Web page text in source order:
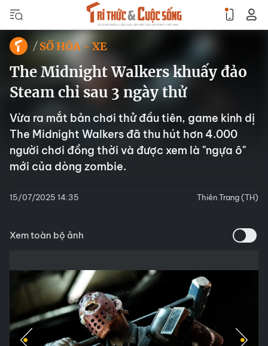
SỐ HÓA - XE
The Midnight Walkers khuấy đảo
Steam chỉ sau 3 ngày thử
Vừa ra mắt bản chơi thử đầu tiên, game kinh dị
The Midnight Walkers đã thu hút hơn 4.000
người chơi đồng thời và được xem là "ngựa ô"
mới của dòng zombie.
15/07/2025 14:35 Thiên Trang (TH)
Xem toàn bộ ảnh